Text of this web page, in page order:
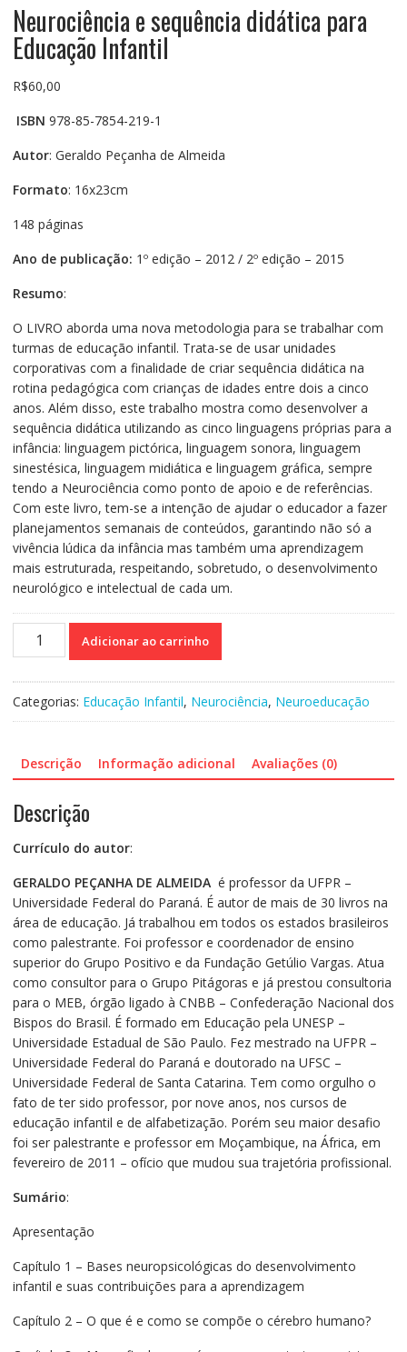
Neurociência e sequência didática para
Educação Infantil
R$60,00
ISBN 978-85-7854-219-1
Autor: Geraldo Peçanha de Almeida
Formato: 16x23cm
148 páginas
Ano de publicação: 1º edição – 2012 / 2º edição – 2015
Resumo:
O LIVRO aborda uma nova metodologia para se trabalhar com
turmas de educação infantil. Trata-se de usar unidades
corporativas com a finalidade de criar sequência didática na
rotina pedagógica com crianças de idades entre dois a cinco
anos. Além disso, este trabalho mostra como desenvolver a
sequência didática utilizando as cinco linguagens próprias para a
infância: linguagem pictórica, linguagem sonora, linguagem
sinestésica, linguagem midiática e linguagem gráfica, sempre
tendo a Neurociência como ponto de apoio e de referências.
Com este livro, tem-se a intenção de ajudar o educador a fazer
planejamentos semanais de conteúdos, garantindo não só a
vivência lúdica da infância mas também uma aprendizagem
mais estruturada, respeitando, sobretudo, o desenvolvimento
neurológico e intelectual de cada um.
Neurociência
para
quantidade
Adicionar ao carrinho
Categorias: Educação Infantil, Neurociência, Neuroeducação
Descrição Informação adicional Avaliações (0)
Descrição
Currículo do autor:
GERALDO PEÇANHA DE ALMEIDA é professor da UFPR –
Universidade Federal do Paraná. É autor de mais de 30 livros na
área de educação. Já trabalhou em todos os estados brasileiros
como palestrante. Foi professor e coordenador de ensino
superior do Grupo Positivo e da Fundação Getúlio Vargas. Atua
como consultor para o Grupo Pitágoras e já prestou consultoria
para o MEB, órgão ligado à CNBB – Confederação Nacional dos
Bispos do Brasil. É formado em Educação pela UNESP –
Universidade Estadual de São Paulo. Fez mestrado na UFPR –
Universidade Federal do Paraná e doutorado na UFSC –
Universidade Federal de Santa Catarina. Tem como orgulho o
fato de ter sido professor, por nove anos, nos cursos de
educação infantil e de alfabetização. Porém seu maior desafio
foi ser palestrante e professor em Moçambique, na África, em
fevereiro de 2011 – ofício que mudou sua trajetória profissional.
Sumário:
Apresentação
Capítulo 1 – Bases neuropsicológicas do desenvolvimento
infantil e suas contribuições para a aprendizagem
Capítulo 2 – O que é e como se compõe o cérebro humano?